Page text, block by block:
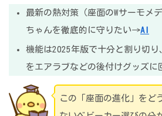
最新の熱対策（座面のWサーモメ
ちゃんを徹底的に守りたい→AI
機能は2025年版で十分と割り切
をエアラブなどの後付けグッズ
この「座面の進化」をど